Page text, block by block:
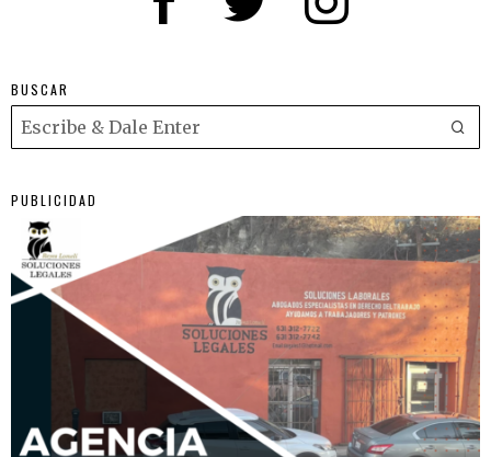
BUSCAR
PUBLICIDAD